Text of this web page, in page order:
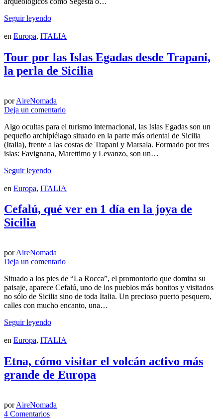
Seguir leyendo
en Europa, ITALIA
Tour por las Islas Egadas desde Trapani,
la perla de Sicilia
porAireNomada
Deja un comentario
Algo ocultas para el turismo internacional, las Islas Egadas son un
pequeño archipiélago situado en la parte más oriental de Sicilia
(Italia), frente a las costas de Trapani y Marsala. Formado por tres
islas: Favignana, Marettimo y Levanzo, son un…
Seguir leyendo
en Europa, ITALIA
Cefalú, qué ver en 1 día en la joya de
Sicilia
porAireNomada
Deja un comentario
Situado a los pies de “La Rocca”, el promontorio que domina su
paisaje, aparece Cefalú, uno de los pueblos más bonitos y visitados
no sólo de Sicilia sino de toda Italia. Un precioso puerto pesquero,
calles con mucho encanto, una…
Seguir leyendo
en Europa, ITALIA
Etna, cómo visitar el volcán activo más
grande de Europa
porAireNomada
4 Comentarios